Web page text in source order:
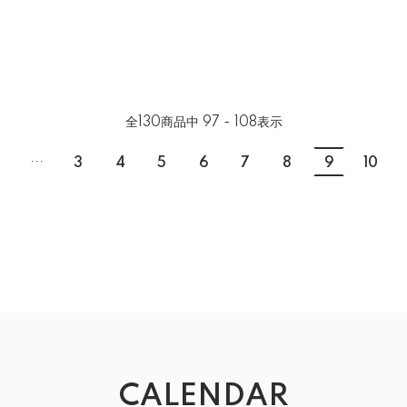
全130商品中 97 - 108表示
... 3 4 5 6 7 8 9 10
CALENDAR